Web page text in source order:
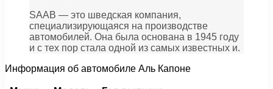
SAAB — это шведская компания,
специализирующаяся на производстве
автомобилей. Она была основана в 1945 году
и с тех пор стала одной из самых известных и.
Информация об автомобиле Аль Капоне